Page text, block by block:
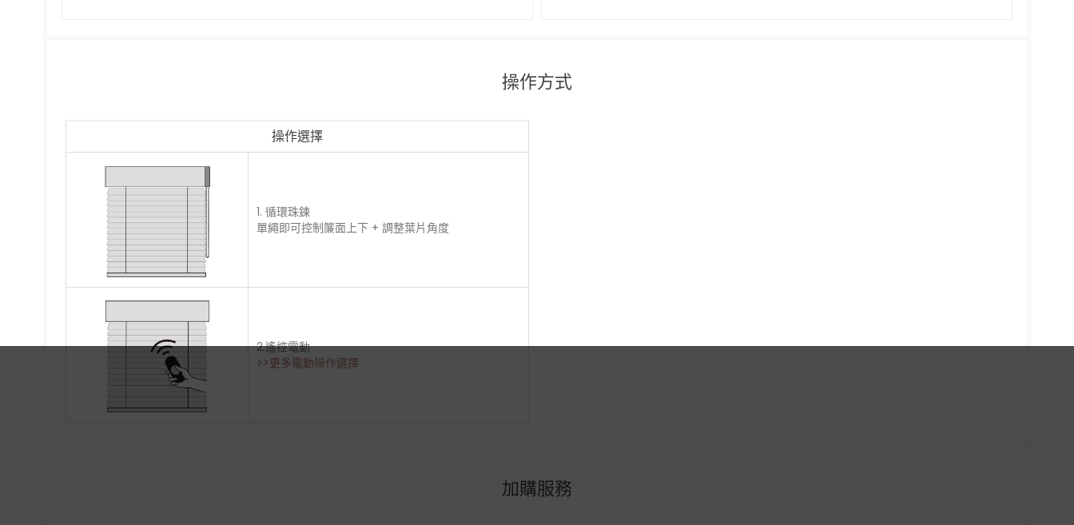
操作方式
操作選擇
1. 循環珠鍊
單繩即可控制簾面上下 + 調整葉片角度
2.遙控電動
>>更多電動操作選擇
加購服務